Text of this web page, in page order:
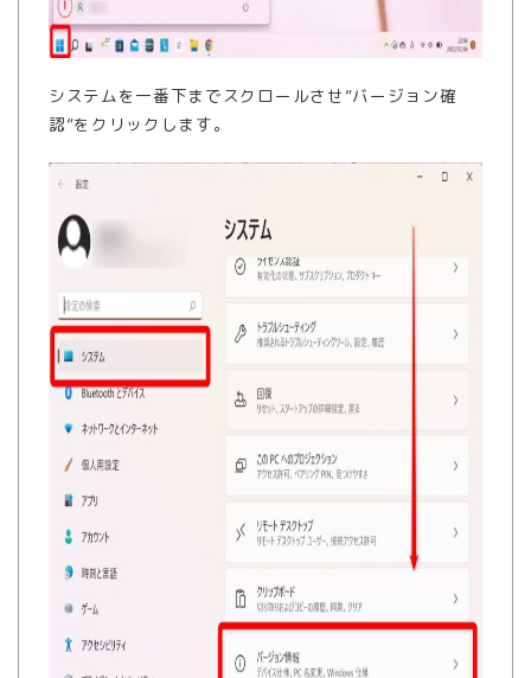
システムを一番下までスクロールさせ”バージョン確
認”をクリックします。